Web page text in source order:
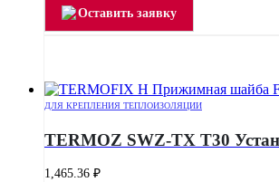
Оставить заявку
ДЛЯ КРЕПЛЕНИЯ ТЕПЛОИЗОЛЯЦИИ
TERMOZ SWZ-TX T30
1,465.36 ₽